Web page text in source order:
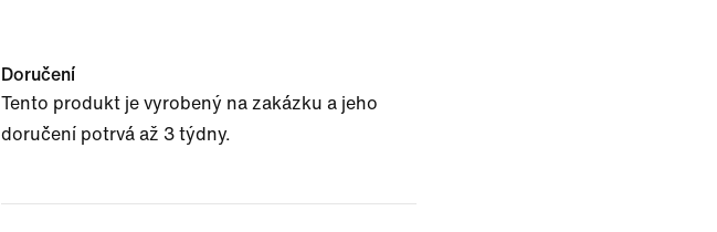
Doručení
Tento produkt je vyrobený na zakázku a jeho
doručení potrvá až 3 týdny.